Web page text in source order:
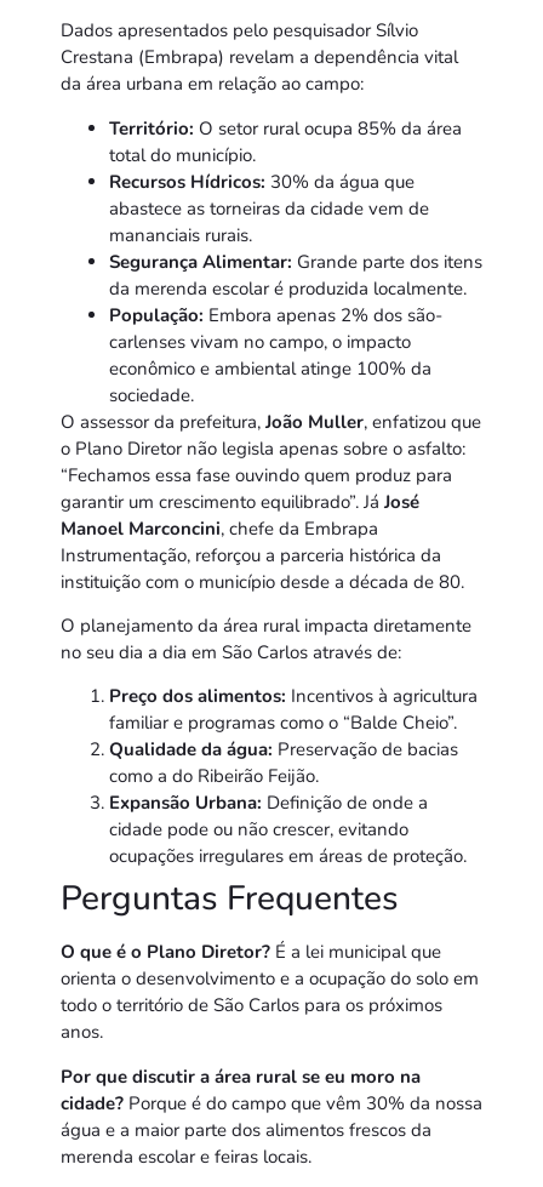
Dados apresentados pelo pesquisador Sílvio
Crestana (Embrapa) revelam a dependência vital
da área urbana em relação ao campo:
Território: O setor rural ocupa 85% da área
total do município.
Recursos Hídricos: 30% da água que
abastece as torneiras da cidade vem de
mananciais rurais.
Segurança Alimentar: Grande parte dos itens
da merenda escolar é produzida localmente.
População: Embora apenas 2% dos são-
carlenses vivam no campo, o impacto
econômico e ambiental atinge 100% da
sociedade.
O assessor da prefeitura, João Muller, enfatizou que
o Plano Diretor não legisla apenas sobre o asfalto:
“Fechamos essa fase ouvindo quem produz para
garantir um crescimento equilibrado”. Já José
Manoel Marconcini, chefe da Embrapa
Instrumentação, reforçou a parceria histórica da
instituição com o município desde a década de 80.
O planejamento da área rural impacta diretamente
no seu dia a dia em São Carlos através de:
Preço dos alimentos: Incentivos à agricultura
familiar e programas como o “Balde Cheio”.
Qualidade da água: Preservação de bacias
como a do Ribeirão Feijão.
Expansão Urbana: Definição de onde a
cidade pode ou não crescer, evitando
ocupações irregulares em áreas de proteção.
Perguntas Frequentes
O que é o Plano Diretor? É a lei municipal que
orienta o desenvolvimento e a ocupação do solo em
todo o território de São Carlos para os próximos
anos.
Por que discutir a área rural se eu moro na
cidade? Porque é do campo que vêm 30% da nossa
água e a maior parte dos alimentos frescos da
merenda escolar e feiras locais.